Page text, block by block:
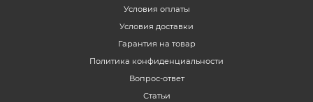
Условия оплаты
Условия доставки
Гарантия на товар
Политика конфиденциальности
Вопрос-ответ
Статьи